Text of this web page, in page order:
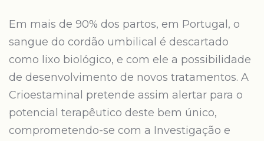
Em mais de 90% dos partos, em Portugal, o
sangue do cordão umbilical é descartado
como lixo biológico, e com ele a possibilidade
de desenvolvimento de novos tratamentos. A
Crioestaminal pretende assim alertar para o
potencial terapêutico deste bem único,
comprometendo-se com a Investigação e